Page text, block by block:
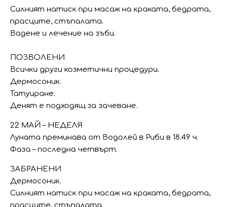
Силният натиск при масаж на краката, бедрата,
прасците, стъпалата.
Вадене и лечение на зъби.
ПОЗВОЛЕНИ
Всички други козметични процедури.
Дермосоник.
Татуиране.
Денят е подходящ за зачеване.
22 МАЙ – НЕДЕЛЯ
Луната преминава от Водолей в Риби в 18.49 ч.
Фаза – последна четвърт.
ЗАБРАНЕНИ
Дермосоник.
Силният натиск при масаж на краката, бедрата,
прасците, стъпалата.